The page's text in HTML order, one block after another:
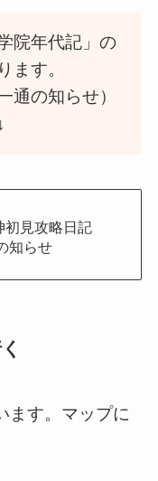
院年代記」の
ます。
の知らせ）
初見攻略日記
知らせ
ます。マップに